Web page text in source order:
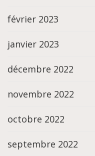
février 2023
janvier 2023
décembre 2022
novembre 2022
octobre 2022
septembre 2022